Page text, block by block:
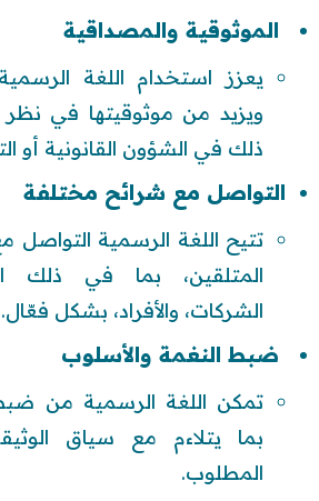
الموثوقية والمصداقية
يعزز استخدام اللغة
ويزيد من موثوقيتها في نظر
ذلك في الشؤون القانونية أو
التواصل مع شرائح مختلفة
تتيح اللغة الرسمية
المتلقين، بما في ذلك
الشركات، والأفراد، بشكل فعّال.
ضبط النغمة والأسلوب
تمكن اللغة الرسمية من
بما يتلاءم مع سياق
المطلوب.